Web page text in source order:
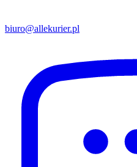
biuro@allekurier.pl